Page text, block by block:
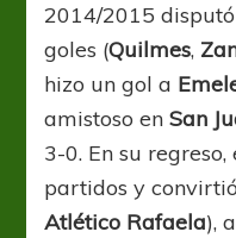
2014/2015
goles (Quilmes,
hizo un gol a
amistoso enSan
3-0. En su
partidos y
Atlético Rafaela),